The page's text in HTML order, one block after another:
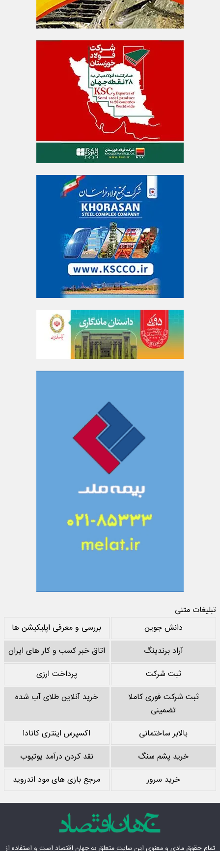
تبلیغات متنی
دانش جوین
بررسی و معرفی اپلیکیشن ها
آراد برندینگ
اتاق خبر کسب و کار های ایران
ثبت شرکت
پرداخت ارزی
ثبت شرکت فوری کاملا
تضمینی
خرید آنلاین طلای آب شده
بالابر ساختمانی
اکسپرس اینتری کانادا
خرید پشم سنگ
نقد کردن درآمد یوتیوب
خرید سرور
مرجع بازی های مود اندروید
تمام حقوق مادی‌ و معنوی این سایت متعلق بهجهان اقتصاد است و استفاده از